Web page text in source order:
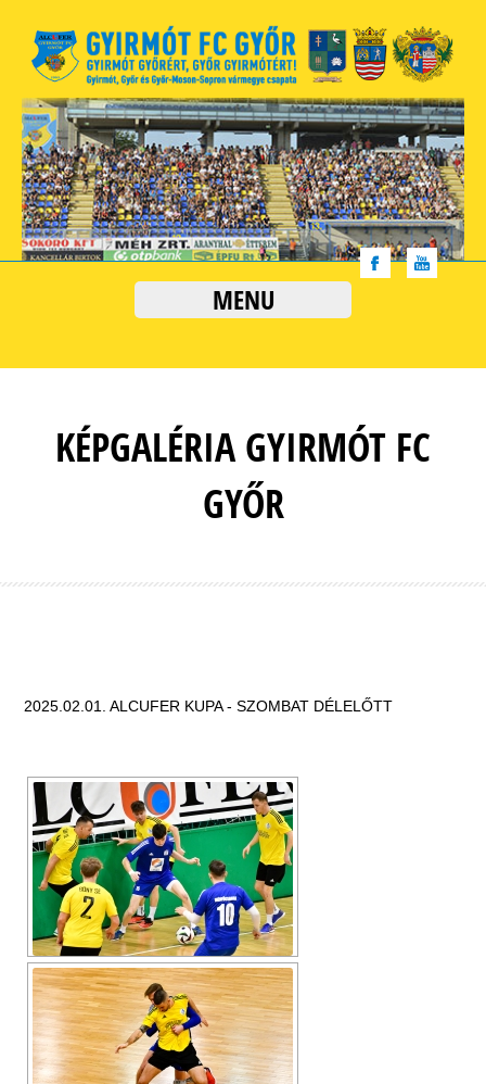
MENU
KÉPGALÉRIA GYIRMÓT FC
GYŐR
2025.02.01. ALCUFER KUPA - SZOMBAT DÉLELŐTT